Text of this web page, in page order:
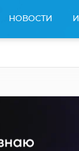
НОВОСТИ